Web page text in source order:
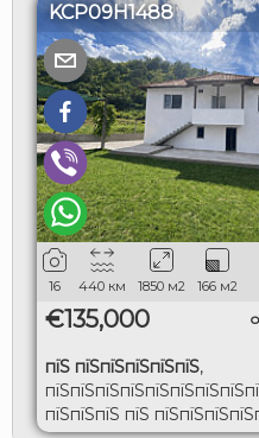
KCP09H1488
16 440 км 1850 м2 166 м2
€135,000
пїЅ пїЅпїЅпїЅпїЅпїЅ,
пїЅпїЅпїЅ пїЅ